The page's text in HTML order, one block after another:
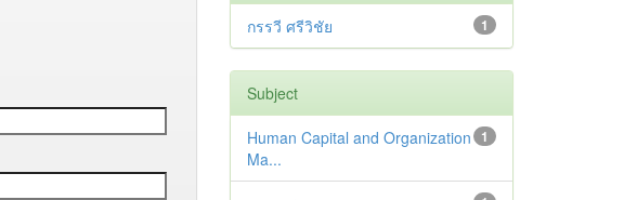
1
กรรวี ศรีวิชัย
Subject
1
Human Capital and Organization
Ma...